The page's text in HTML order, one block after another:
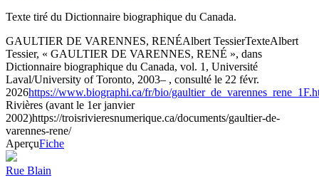
Texte tiré du Dictionnaire biographique du Canada.
GAULTIER DE VARENNES, RENÉAlbert TessierTexteAlbert
Tessier, « GAULTIER DE VARENNES, RENÉ », dans
Dictionnaire biographique du Canada, vol. 1, Université
Laval/University of Toronto, 2003– , consulté le 22 févr.
2026https://www.biographi.ca/fr/bio/
Rivières (avant le 1er janvier
2002)https://troisrivieresnumerique.ca/documents/gaultier-de-
varennes-rene/
AperçuFiche
Rue Blain